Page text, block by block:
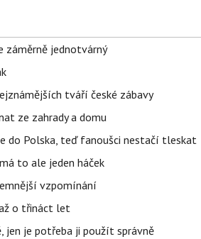
záměrně jednotvárný
tváří české zábavy
ze zahrady a domu
do Polska, teď fanoušci nestačí tleskat
to ale jeden háček
vzpomínání
o třináct let
jen je potřeba ji použít správně